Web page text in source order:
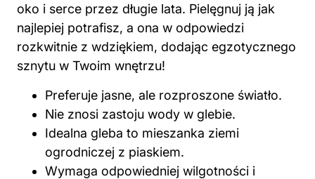
oko i serce przez długie lata. Pielęgnuj ją jak
najlepiej potrafisz, a ona w odpowiedzi
rozkwitnie z wdziękiem, dodając egzotycznego
sznytu w Twoim wnętrzu!
Preferuje jasne, ale rozproszone światło.
Nie znosi zastoju wody w glebie.
Idealna gleba to mieszanka ziemi
ogrodniczej z piaskiem.
Wymaga odpowiedniej wilgotności i